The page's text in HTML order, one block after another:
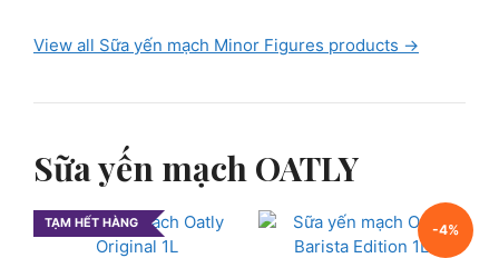
View all Sữa yến mạch Minor Figures products →
Sữa yến mạch OATLY
TẠM HẾT HÀNG -4%